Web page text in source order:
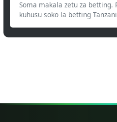
Soma makala zetu za betting.
kuhusu soko la betting